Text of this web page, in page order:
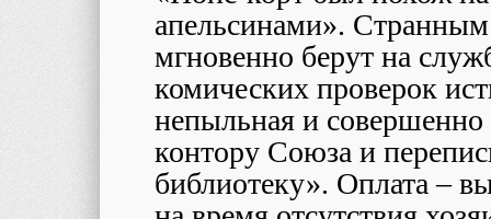
апельсинами».
мгновенно берут на
комических проверок
непыльная и совершенно
контору Союза и
библиотеку». Оплата –